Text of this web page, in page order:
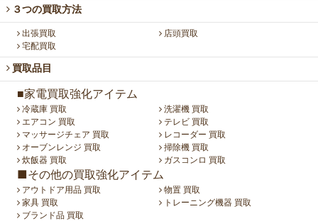
３つの買取方法
出張買取
店頭買取
宅配買取
買取品目
■家電買取強化アイテム
冷蔵庫 買取
洗濯機 買取
エアコン 買取
テレビ 買取
マッサージチェア 買取
レコーダー 買取
オーブンレンジ 買取
掃除機 買取
炊飯器 買取
ガスコンロ 買取
■その他の買取強化アイテム
アウトドア用品 買取
物置 買取
家具 買取
トレーニング機器 買取
ブランド品 買取